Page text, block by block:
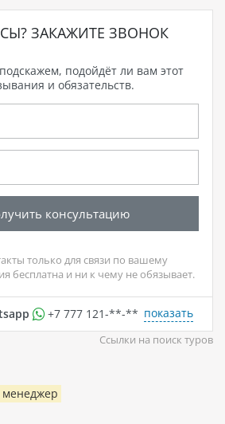
ЗАКАЖИТЕ ЗВОНОК
подойдёт ли вам этот
и обязательств.
консультацию
только для связи по вашему
бесплатна и ни к чему не обязывает.
+7 777 121-**-** показать
Ссылки на поиск туров